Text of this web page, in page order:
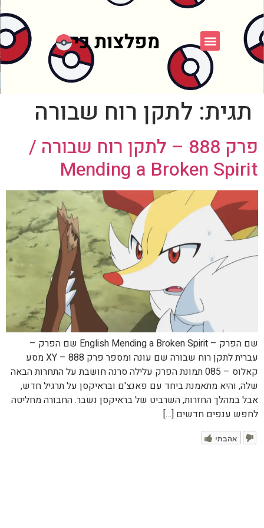
תגית: לתקן רוח שבורה
פרק 888 – לתקן רוח שבורה /
Mending a Broken Spirit
שם הפרק – English Mending a Broken Spirit שם הפרק –
עברית לתקן רוח שבורה שם עונה ומספר פרק XY – 888 מסע
קאלוס – 085 תמונת הפרק עלילה סרנה חושבת על התחרות הבאה
שלה, והיא מתאמנת ביחד עם פאנצ'ם ובראיקסן על תרגיל חדש,
אבל במהלך החזרות, השרביט של בראיקסן נשבר. החבורה מחליטה
לחפש ענפים חדשים […]
אהבתי